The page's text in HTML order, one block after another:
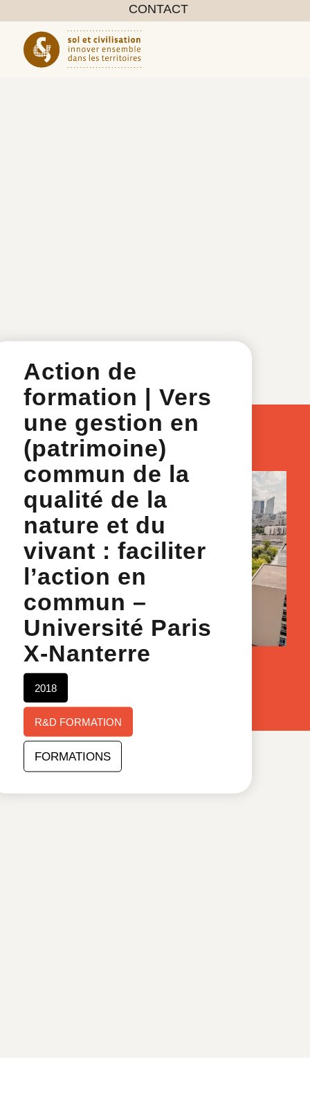
CONTACT
Action de
formation | Vers
une gestion en
(patrimoine)
commun de la
qualité de la
nature et du
vivant : faciliter
l’action en
commun –
Université Paris
X-Nanterre
2018
R&D FORMATION
FORMATIONS